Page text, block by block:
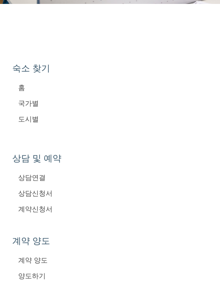
숙소 찾기
홈
국가별
도시별
상담 및 예약
상담연결
상담신청서
계약신청서
계약 양도
계약 양도
양도하기